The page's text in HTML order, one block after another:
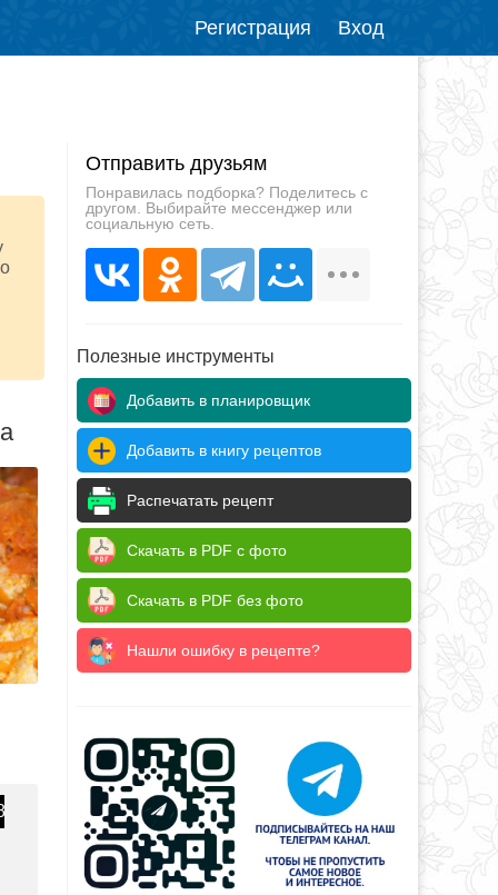
Регистрация Вход
Отправить друзьям
Понравилась подборка? Поделитесь с
другом. Выбирайте мессенджер или
социальную сеть.
Полезные инструменты
Добавить в планировщик
Добавить в книгу рецептов
Распечатать рецепт
Скачать в PDF с фото
Скачать в PDF без фото
Нашли ошибку в рецепте?